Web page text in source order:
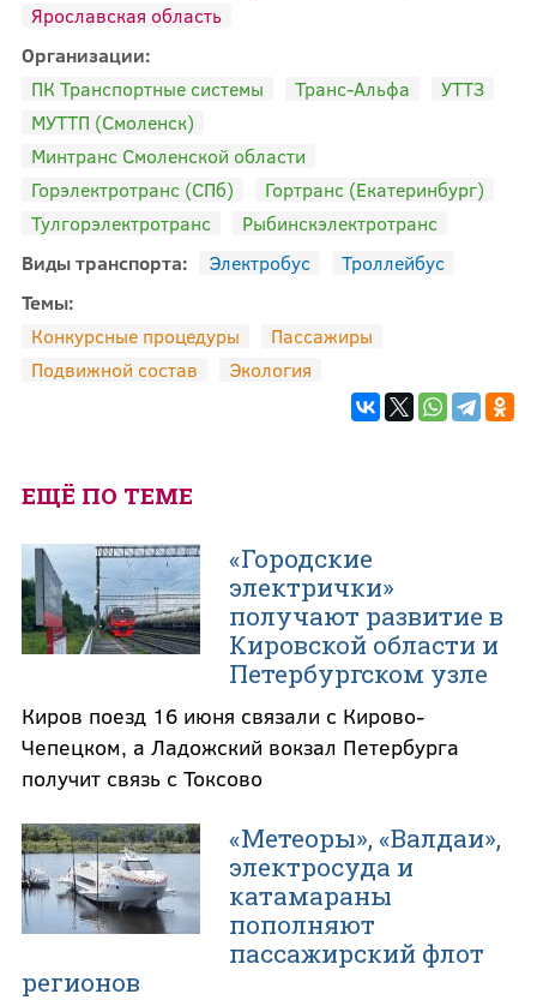
Ярославская область
Организации:
ПК Транспортные системы
Транс-Альфа
УТТЗ
МУТТП (Смоленск)
Минтранс Смоленской области
Горэлектротранс (СПб)
Гортранс (Екатеринбург)
Тулгорэлектротранс
Рыбинскэлектротранс
Виды транспорта:
Электробус
Троллейбус
Темы:
Конкурсные процедуры
Пассажиры
Подвижной состав
Экология
ЕЩЁ ПО ТЕМЕ
«Городские
электрички»
получают развитие в
Кировской области и
Петербургском узле
Киров поезд 16 июня связали с Кирово-
Чепецком, а Ладожский вокзал Петербурга
получит связь с Токсово
«Метеоры», «Валдаи»,
электросуда и
катамараны
пополняют
пассажирский флот
регионов